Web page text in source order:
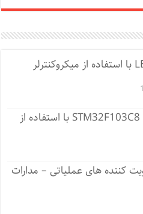
مدار دیمر پاور LED با استفاده از میکروکنترلر
پروگرم کردن بورد STM32F103C8 با استفاده از
کننده های عملیاتی – مدارات